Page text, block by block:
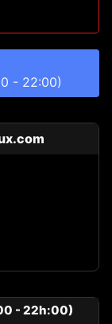
- 22:00)
- 22h:00)